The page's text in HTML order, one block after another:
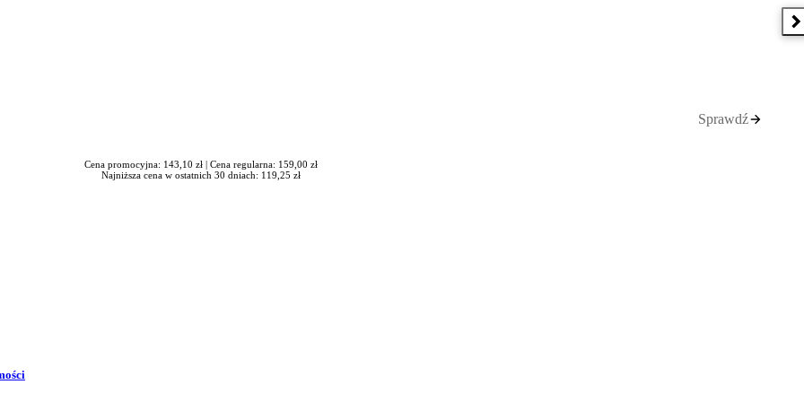
Sprawdź
Cena promocyjna: 143,10 zł | Cena regularna: 159,00 zł
Najniższa cena w ostatnich 30 dniach: 119,25 zł